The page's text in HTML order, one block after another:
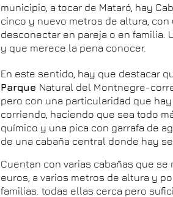
municipio, a tocar de Mataró, hay
cinco y nuevo metros de altura,
desconectar en pareja o en familia.
y que merece la pena conocer.
En este sentido, hay que destacar
Parque Natural del Montnegre-
pero con una particularidad que
corriendo, haciendo que sea todo
químico y una pica con garrafa de
de una cabaña central donde hay
Cuentan con varias cabañas que
euros, a varios metros de altura y
familias. todas ellas cerca pero